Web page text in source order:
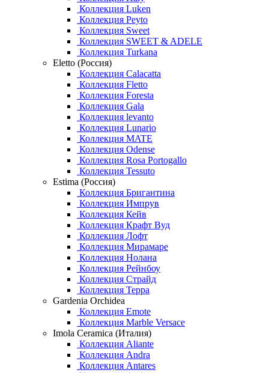
Коллекция Luken
Коллекция Peyto
Коллекция Sweet
Коллекция SWEET & ADELE
Коллекция Turkana
Eletto (Россия)
Коллекция Calacatta
Коллекция Fletto
Коллекция Foresta
Коллекция Gala
Коллекция levanto
Коллекция Lunario
Коллекция MATE
Коллекция Odense
Коллекция Rosa Portogallo
Коллекция Tessuto
Estima (Россия)
Коллекция Бригантина
Коллекция Импрув
Коллекция Кейв
Коллекция Крафт Вуд
Коллекция Лофт
Коллекция Мирамаре
Коллекция Нолана
Коллекция Рейнбоу
Коллекция Страйд
Коллекция Терра
Gardenia Orchidea
Коллекция Emote
Коллекция Marble Versace
Imola Ceramica (Италия)
Коллекция Aliante
Коллекция Andra
Коллекция Antares